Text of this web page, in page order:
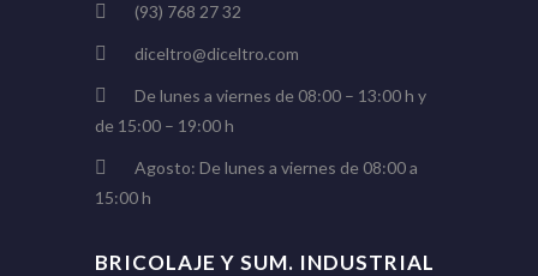
(93) 768 27 32
diceltro@diceltro.com
De lunes a viernes de 08:00 – 13:00 h y
de 15:00 – 19:00 h
Agosto: De lunes a viernes de 08:00 a
15:00 h
BRICOLAJE Y SUM. INDUSTRIAL